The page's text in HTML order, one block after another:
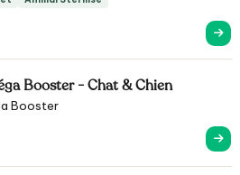
Booster - Chat & Chien
Booster